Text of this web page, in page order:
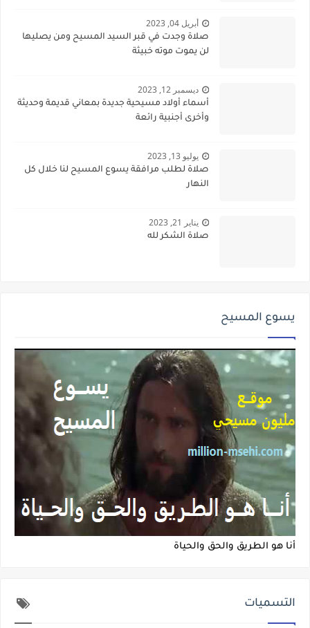
أبريل 04, 2023
صلاة وجدت في قبر السيد المسيح ومن يصليها
لن يموت موته خبيثة
ديسمبر 12, 2023
أسماء أولاد مسيحية جديدة بمعاني قديمة وحديثة
وأخرى أجنبية رائعة
يوليو 13, 2023
صلاة لطلب مرافقة يسوع المسيح لنا خلال كل
النهار
يناير 21, 2023
صلاة الشكر لله
يسوع المسيح
أنا هو الطريق والحق والحياة
التسميات